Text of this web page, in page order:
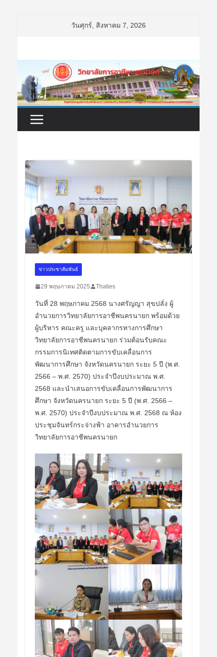
วันศุกร์, สิงหาคม 7, 2026
ข่าวประชาสัมพันธ์
29 พฤษภาคม 2025 Thaties
วันที่ 28 พฤษภาคม 2568 นางศรัญญา สุขปลั่ง ผู้
อำนวยการวิทยาลัยการอาชีพนครนายก พร้อมด้วย
ผู้บริหาร คณะครู และบุคลากรทางการศึกษา
วิทยาลัยการอาชีพนครนายก ร่วมต้อนรับคณะ
กรรมการนิเทศติดตามการขับเคลื่อนการ
พัฒนาการศึกษา จังหวัดนครนายก ระยะ 5 ปี (พ.ศ.
2566 – พ.ศ. 2570) ประจำปีงบประมาณ พ.ศ.
2568 และนำเสนอการขับเคลื่อนการพัฒนาการ
ศึกษา จังหวัดนครนายก ระยะ 5 ปี (พ.ศ. 2566 –
พ.ศ. 2570) ประจำปีงบประมาณ พ.ศ. 2568 ณ ห้อง
ประชุมจันทร์กระจ่างฟ้า อาคารอำนวยการ
วิทยาลัยการอาชีพนครนายก